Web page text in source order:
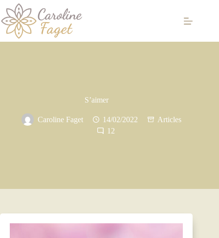
Passer
au
contenu
S’aimer
Caroline Faget 14/02/2022
Articles
12